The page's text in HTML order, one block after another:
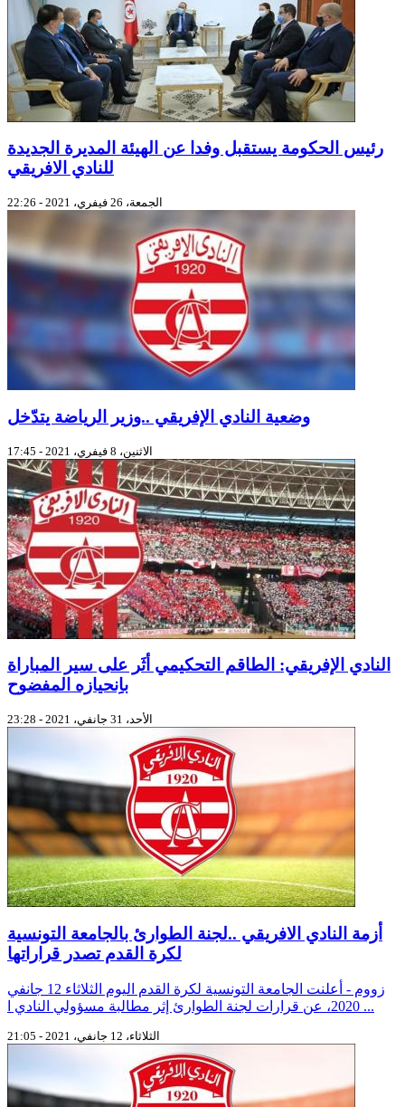
رئيس الحكومة يستقبل وفدا عن الهيئة المديرة الجديدة
للنادي الافريقي
الجمعة، 26 فيفري، 2021 - 22:26
وضعية النادي الإفريقي ..وزير الرياضة يتدّخل
الاثنين، 8 فيفري، 2021 - 17:45
النادي الإفريقي: الطاقم التحكيمي أثَر على سير المباراة
باِنحيازه المفضوح
الأحد، 31 جانفي، 2021 - 23:28
أزمة النادي الافريقي ..لجنة الطوارئ بالجامعة التونسية
لكرة القدم تصدر قراراتها
زووم - أعلنت الجامعة التونسية لكرة القدم اليوم الثلاثاء 12 جانفي
2020، عن قرارات لجنة الطوارئ إثر مطالبة مسؤولي النادي ا ...
الثلاثاء، 12 جانفي، 2021 - 21:05